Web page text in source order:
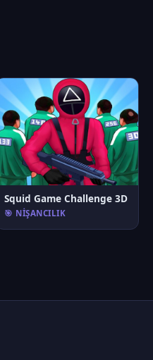
Squid Game Challenge 3D
🎯 NIŞANCILIK